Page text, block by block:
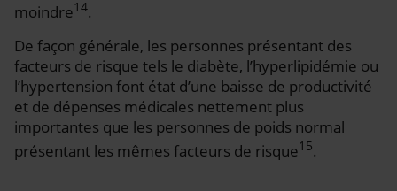
moindre14.
De façon générale, les personnes présentant des
facteurs de risque tels le diabète, l’hyperlipidémie ou
l’hypertension font état d’une baisse de productivité
et de dépenses médicales nettement plus
importantes que les personnes de poids normal
présentant les mêmes facteurs de risque15.